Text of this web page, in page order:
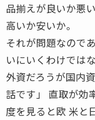
品揃えが良いか悪い
高いか安いか。
それが問題なので
いにいくわけではな
外資だろうが国内
話です」 直取が効
度を見ると欧 米と